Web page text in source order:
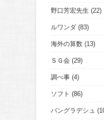
野口芳宏先生 (22)
ルワンダ (83)
海外の算数 (13)
ＳＧ会 (29)
調べ事 (4)
ソフト (86)
バングラデシュ